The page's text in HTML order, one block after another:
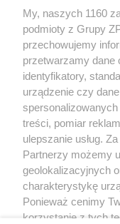
rozpowszechniany lub
(w tym także
eksploatacji w
Internecie bez pisemnej
lub wykorzystanie
prawa, tzn. bez
może być ścigane
My, naszych 1160
podmioty z Grupy
przechowujemy
przetwarzamy dane
identyfikatory,
urządzenie czy
treści, pomiar
ulepszanie usług.
Partnerzy możemy
geolokalizacyjnych
charakterystykę
Ponieważ cenimy
korzystanie z tych